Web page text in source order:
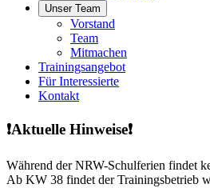
Unser Team
Vorstand
Team
Mitmachen
Trainingsangebot
Für Interessierte
Kontakt
❗Aktuelle Hinweise❗
Während der NRW-Schulferien findet
Ab KW 38 findet der Trainingsbetrieb